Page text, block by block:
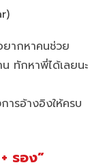
ากหาคนช่วย
ทักหาพี่ได้เลยนะ
ารอ้างอิงให้ครบ
รอง”